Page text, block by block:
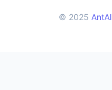
© 2025 AntAI